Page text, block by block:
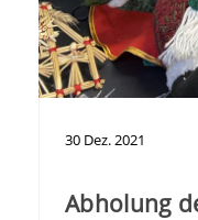
30 Dez.2021
Abholung